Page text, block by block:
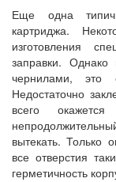
Еще одна
картриджа.
изготовления
заправки. Однако
чернилами, это
Недостаточно
всего
вытекать. Только
все отверстия
герметичность